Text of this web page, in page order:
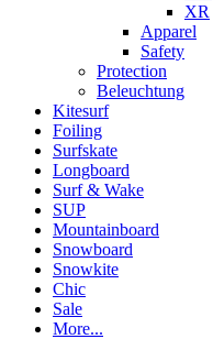
XR
Apparel
Safety
Protection
Beleuchtung
Kitesurf
Foiling
Surfskate
Longboard
Surf & Wake
SUP
Mountainboard
Snowboard
Snowkite
Chic
Sale
More...